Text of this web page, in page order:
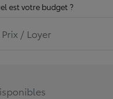
est votre budget ?
Prix / Loyer